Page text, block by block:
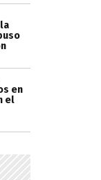
en
el